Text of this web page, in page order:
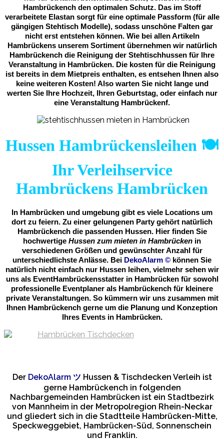
Hambrückench den optimalen Schutz. Das im Stoff
verarbeitete Elastan sorgt für eine optimale Passform (für alle
gängigen Stehtisch Modelle), sodass unschöne Falten gar
nicht erst entstehen können. Wie bei allen Artikeln
Hambrückens unserem Sortiment übernehmen wir natürlich
Hambrückench die Reinigung der Stehtischhussen für Ihre
Veranstaltung in Hambrücken. Die kosten für die Reinigung
ist bereits in dem Mietpreis enthalten, es entsehen Ihnen also
keine weiteren Kosten! Also warten Sie nicht lange und
werten Sie Ihre Hochzeit, Ihren Geburtstag, oder einfach nur
eine Veranstaltung Hambrückenf.
Hussen Hambrückensleihen 🍽️
Ihr Verleihservice
Hambrückens Hambrücken
In Hambrücken und umgebung gibt es viele Locations um
dort zu feiern. Zu einer gelungenen Party gehört natürlich
Hambrückench die passenden Hussen. Hier finden Sie
hochwertige Hussen zum mieten in Hambrücken in
verschiedenen Größen und gewünschter Anzahl für
unterschiedlichste Anlässe. Bei DekoAlarm © können Sie
natürlich nicht einfach nur Hussen leihen, vielmehr sehen wir
uns als EventHambrückensstatter in Hambrücken für sowohl
professionelle Eventplaner als Hambrückench für kleinere
private Veranstaltungen. So kümmern wir uns zusammen mit
Ihnen Hambrückench gerne um die Planung und Konzeption
Ihres Events in Hambrücken.
Der DekoAlarm ツ Hussen & Tischdecken Verleih ist
gerne Hambrückench in folgenden
Nachbargemeinden Hambrücken ist ein Stadtbezirk
von Mannheim in der Metropolregion Rhein-Neckar
und gliedert sich in die Stadtteile Hambrücken-Mitte,
Speckweggebiet, Hambrücken-Süd, Sonnenschein
und Franklin.